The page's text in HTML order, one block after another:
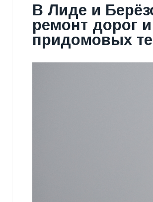
В Лиде и
ремонт дорог
придомовых